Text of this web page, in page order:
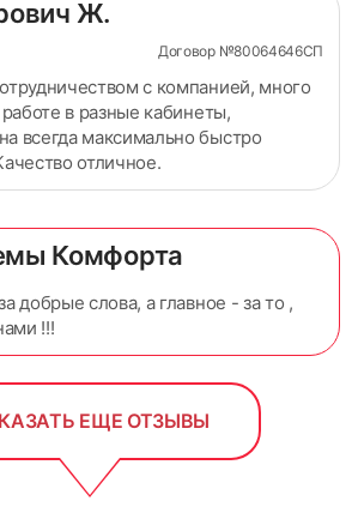
Ж.
Договор №80064646СП
с компанией, много
работе в разные кабинеты,
всегда максимально быстро
отличное.
Комфорта
добрые слова, а главное - за то ,
!!!
ЕЩЕ ОТЗЫВЫ